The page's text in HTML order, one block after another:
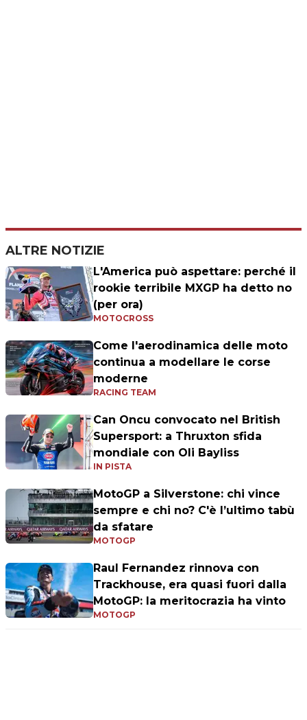
ALTRE NOTIZIE
L'America può aspettare: perché il
rookie terribile MXGP ha detto no
(per ora)
MOTOCROSS
Come l'aerodinamica delle moto
continua a modellare le corse
moderne
RACING TEAM
Can Oncu convocato nel British
Supersport: a Thruxton sfida
mondiale con Oli Bayliss
IN PISTA
MotoGP a Silverstone: chi vince
sempre e chi no? C'è l’ultimo tabù
da sfatare
MOTOGP
Raul Fernandez rinnova con
Trackhouse, era quasi fuori dalla
MotoGP: la meritocrazia ha vinto
MOTOGP